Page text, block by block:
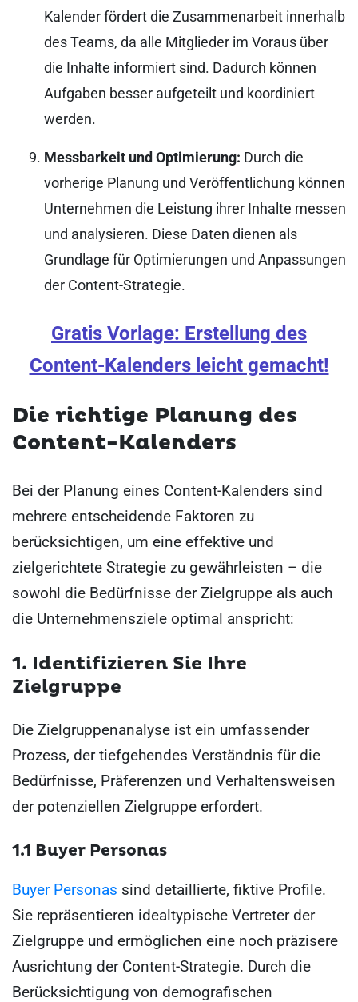
Kalender fördert die Zusammenarbeit innerhalb
des Teams, da alle Mitglieder im Voraus über
die Inhalte informiert sind. Dadurch können
Aufgaben besser aufgeteilt und koordiniert
werden.
Messbarkeit und Optimierung: Durch die
vorherige Planung und Veröffentlichung können
Unternehmen die Leistung ihrer Inhalte messen
und analysieren. Diese Daten dienen als
Grundlage für Optimierungen und Anpassungen
der Content-Strategie.
Gratis Vorlage: Erstellung des
Content-Kalenders leicht gemacht!
Die richtige Planung des
Content-Kalenders
Bei der Planung eines Content-Kalenders sind
mehrere entscheidende Faktoren zu
berücksichtigen, um eine effektive und
zielgerichtete Strategie zu gewährleisten – die
sowohl die Bedürfnisse der Zielgruppe als auch
die Unternehmensziele optimal anspricht:
1. Identifizieren Sie Ihre
Zielgruppe
Die Zielgruppenanalyse ist ein umfassender
Prozess, der tiefgehendes Verständnis für die
Bedürfnisse, Präferenzen und Verhaltensweisen
der potenziellen Zielgruppe erfordert.
1.1 Buyer Personas
Buyer Personas sind detaillierte, fiktive Profile.
Sie repräsentieren idealtypische Vertreter der
Zielgruppe und ermöglichen eine noch präzisere
Ausrichtung der Content-Strategie. Durch die
Berücksichtigung von demografischen